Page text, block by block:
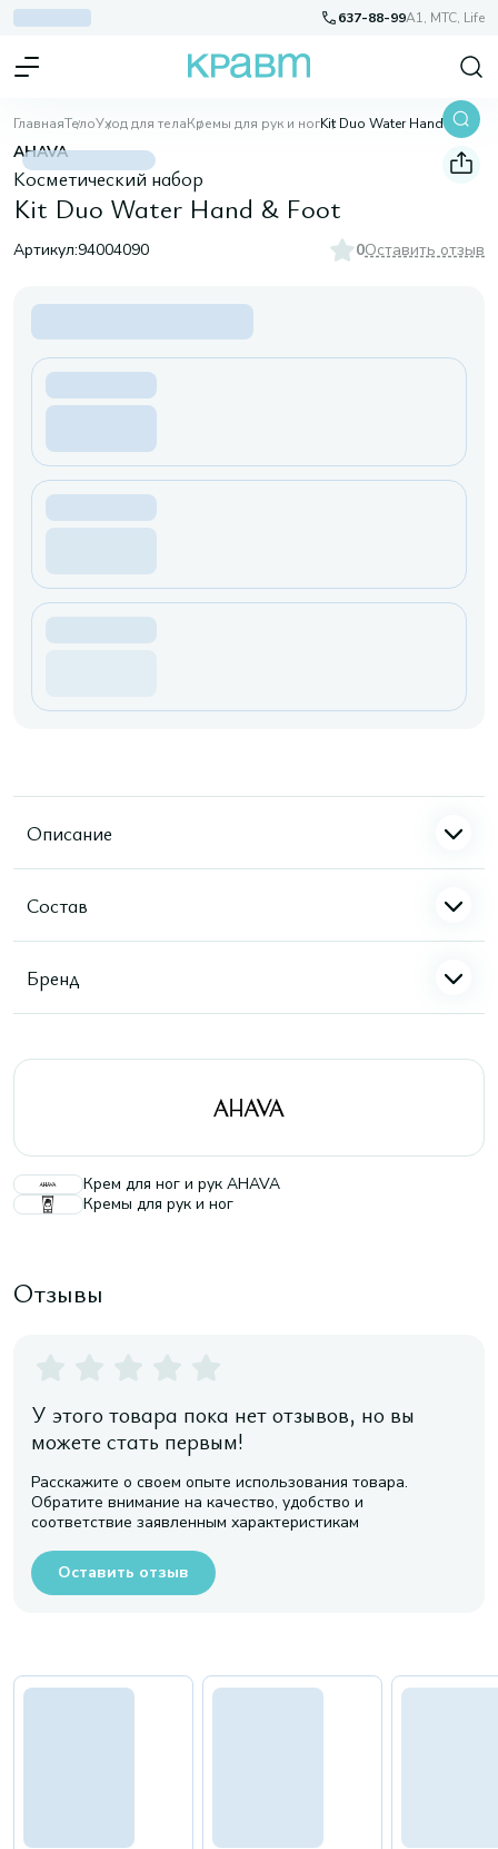
637-88-99A1, МТС, Life
ГлавнаяТелоУход для телаКремы для рук и ног Kit Duo Water Hand & Foot
AHAVA
Косметический набор
Kit Duo Water Hand & Foot
Артикул:94004090 0Оставить отзыв
Описание
Состав
Бренд
Крем для ног и рук AHAVA
Кремы для рук и ног
Отзывы
У этого товара пока нет отзывов, но вы
можете стать первым!
Расскажите о своем опыте использования товара.
Обратите внимание на качество, удобство и
соответствие заявленным характеристикам
Оставить отзыв